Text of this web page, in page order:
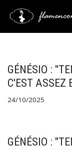
Saltar
GÉNÉSIO :
C'EST ASSEZ
24/10/2025
GÉNÉSIO :